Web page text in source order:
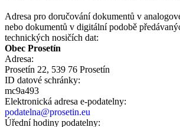
Adresa pro doručování dokumentů v
nebo dokumentů v digitální podobě
technických nosičích dat:
Obec Prosetín
Adresa:
Prosetín 22, 539 76 Prosetín
ID datové schránky:
mc9a493
Elektronická adresa e‑podatelny:
podatelna@prosetin.eu
Úřední hodiny podatelny: